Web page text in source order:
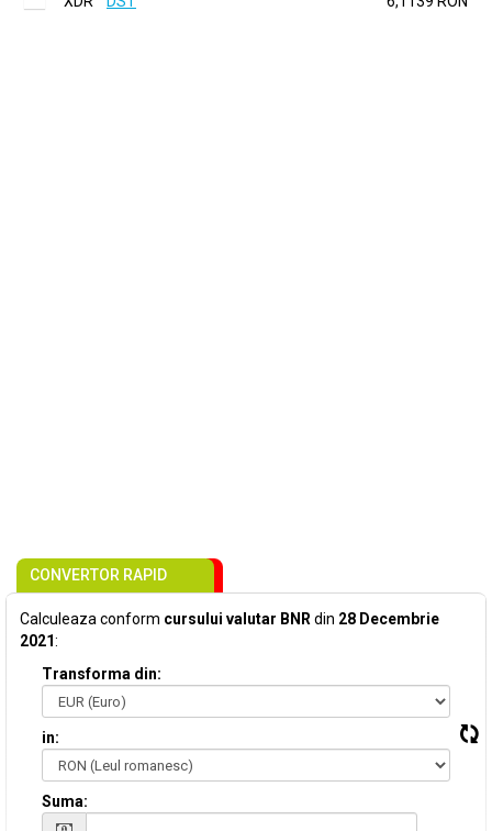
CONVERTOR RAPID
Calculeaza conform cursului valutar BNR din 28 Decembrie
2021:
Transforma din:
in:
Suma: